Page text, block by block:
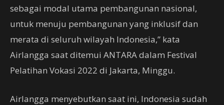
sebagai modal utama pembangunan nasional,
untuk menuju pembangunan yang inklusif dan
merata di seluruh wilayah Indonesia,” kata
Airlangga saat ditemui ANTARA dalam Festival
Pelatihan Vokasi 2022 di Jakarta, Minggu.
Airlangga menyebutkan saat ini, Indonesia sudah